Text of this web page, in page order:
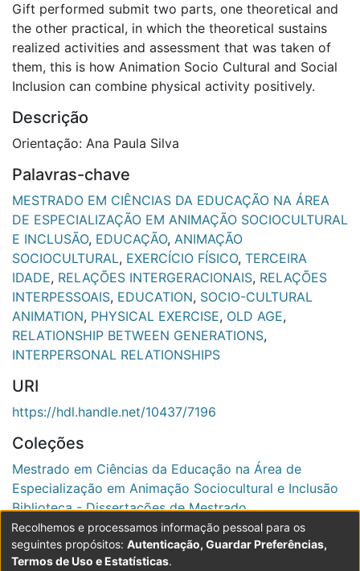
Gift performed submit two parts, one theoretical and
the other practical, in which the theoretical sustains
realized activities and assessment that was taken of
them, this is how Animation Socio Cultural and Social
Inclusion can combine physical activity positively.
Descrição
Orientação: Ana Paula Silva
Palavras-chave
MESTRADO EM CIÊNCIAS DA EDUCAÇÃO NA ÁREA
DE ESPECIALIZAÇÃO EM ANIMAÇÃO SOCIOCULTURAL
E INCLUSÃO, EDUCAÇÃO, ANIMAÇÃO
SOCIOCULTURAL, EXERCÍCIO FÍSICO, TERCEIRA
IDADE, RELAÇÕES INTERGERACIONAIS, RELAÇÕES
INTERPESSOAIS, EDUCATION, SOCIO-CULTURAL
ANIMATION, PHYSICAL EXERCISE, OLD AGE,
RELATIONSHIP BETWEEN GENERATIONS,
INTERPERSONAL RELATIONSHIPS
URI
https://hdl.handle.net/10437/7196
Coleções
Mestrado em Ciências da Educação na Área de
Especialização em Animação Sociocultural e Inclusão
Biblioteca - Dissertações de Mestrado
Ver registo completo
Recolhemos e processamos informação pessoal para os
seguintes propósitos: Autenticação, Guardar Preferências,
Termos de Uso e Estatísticas.